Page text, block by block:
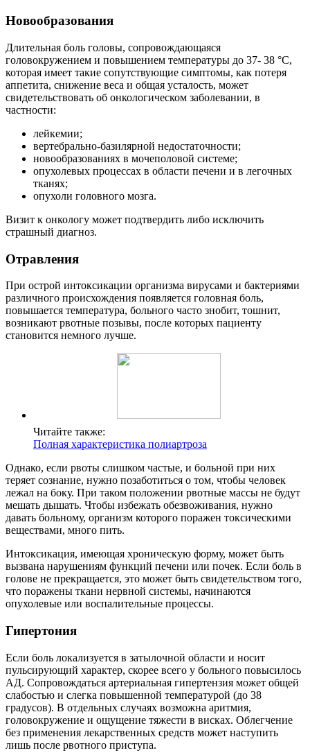
Новообразования
Длительная боль головы, сопровождающаяся
головокружением и повышением температуры до 37- 38 °С,
которая имеет такие сопутствующие симптомы, как потеря
аппетита, снижение веса и общая усталость, может
свидетельствовать об онкологическом заболевании, в
частности:
лейкемии;
вертебрально-базилярной недостаточности;
новообразованиях в мочеполовой системе;
опухолевых процессах в области печени и в легочных
тканях;
опухоли головного мозга.
Визит к онкологу может подтвердить либо исключить
страшный диагноз.
Отравления
При острой интоксикации организма вирусами и бактериями
различного происхождения появляется головная боль,
повышается температура, больного часто знобит, тошнит,
возникают рвотные позывы, после которых пациенту
становится немного лучше.
Читайте также:
Полная характеристика полиартроза
Однако, если рвоты слишком частые, и больной при них
теряет сознание, нужно позаботиться о том, чтобы человек
лежал на боку. При таком положении рвотные массы не будут
мешать дышать. Чтобы избежать обезвоживания, нужно
давать больному, организм которого поражен токсическими
веществами, много пить.
Интоксикация, имеющая хроническую форму, может быть
вызвана нарушениям функций печени или почек. Если боль в
голове не прекращается, это может быть свидетельством того,
что поражены ткани нервной системы, начинаются
опухолевые или воспалительные процессы.
Гипертония
Если боль локализуется в затылочной области и носит
пульсирующий характер, скорее всего у больного повысилось
АД. Сопровождаться артериальная гипертензия может общей
слабостью и слегка повышенной температурой (до 38
градусов). В отдельных случаях возможна аритмия,
головокружение и ощущение тяжести в висках. Облегчение
без применения лекарственных средств может наступить
лишь после рвотного приступа.